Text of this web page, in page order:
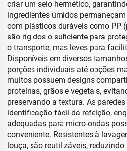
criar um selo hermético,
ingredientes úmidos
com plásticos duráveis como PP
são rígidos o suficiente para
o transporte, mas leves para
Disponíveis em diversos
porções individuais até opções
muitos possuem designs
proteínas, grãos e vegetais,
preservando a textura. As
identificação fácil da refeição,
adequadas para micro-ondas
conveniente. Resistentes à
louça, são reutilizáveis,